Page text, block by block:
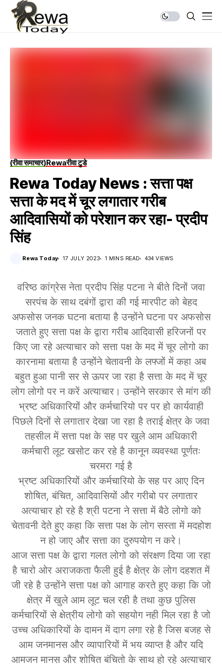
(रीवा समाचार)Rewaरीवा टुडे
Rewa Today News : सत्ता पक्ष
सत्ता के मद में चूर लगातार गरीब
आदिवासियों को परेशान कर रहा- प्रदीप
सिंह
Rewa Today 17 JULY 2023 1 MINS READ 434 VIEWS
वरिष्ठ कांग्रेस नेता प्रदीप सिंह पटना ने बीते दिनों जवा
सरपंच के साथ दबंगों द्वारा की गई मारपीट को बेहद
अफसोस जनक घटना बताया है उन्होंने घटना पर अफसोस
जताते हुए सत्ता पक्ष के द्वारा गरीब आदिवासी हरिजनों पर
किए जा रहे अत्याचार को सत्ता पक्ष के मद में चूर लोगो का
कारनामा बताया है उन्होंने चेतावनी के लफ्जों में कहा अब
बहुत हुआ पानी सर से ऊपर जा रहा है सत्ता के मद में चूर
लोग लोगो पर न करें अत्याचार। उन्होंने सरकार से मांग की
भ्रष्ट अधिकारियों और कर्मचारियो पर पर हो कार्यवाही
पिछले दिनों से लगातार देखा जा रहा है तराई क्षेत्र के जवा
तहसील में सत्ता पक्ष के सह पर खुले आम अधिकारी
कर्मचारी लूट खसोट कर रहे है कानून व्यवस्था पूर्णतः
चरमरा गई है
भ्रष्ट अधिकारियों और कर्मचारियो के सह पर आए दिन
शोषित, बंचित, आदिवासियों और गरीबो पर लगातार
अत्याचार हो रहे है श्री पटना ने सत्ता में बैठे लोगो को
चेतावनी देते हुए कहा कि सत्ता पक्ष के लोग सस्ता में मदहोश
न हो जाए और सत्ता का दुरुपयोग न करे।
आज सत्ता पक्ष के द्वारा गलत लोगो को संरक्षण दिया जा रहा
है चारो ओर अराजकता फैली हुई है क्षेत्र के लोग दहशत में
जी रहे है उन्होंने सत्ता पक्ष को आगाह करते हुए कहा कि जो
क्षेत्र में खुले आम लूट चल रही है तथा कुछ पुलिस
कर्मचारियों से क्षेत्रीय लोगो को सहयोग नही मिल रहा है जो
उच्च अधिकारियों के दामन में दाग लगा रहे है जिस बजह से
आम जनमानस और व्यापारियों में भय व्याप्त है और यदि
आमजन मानस और शोषित बंचितो के साथ हो रहे अत्याचार